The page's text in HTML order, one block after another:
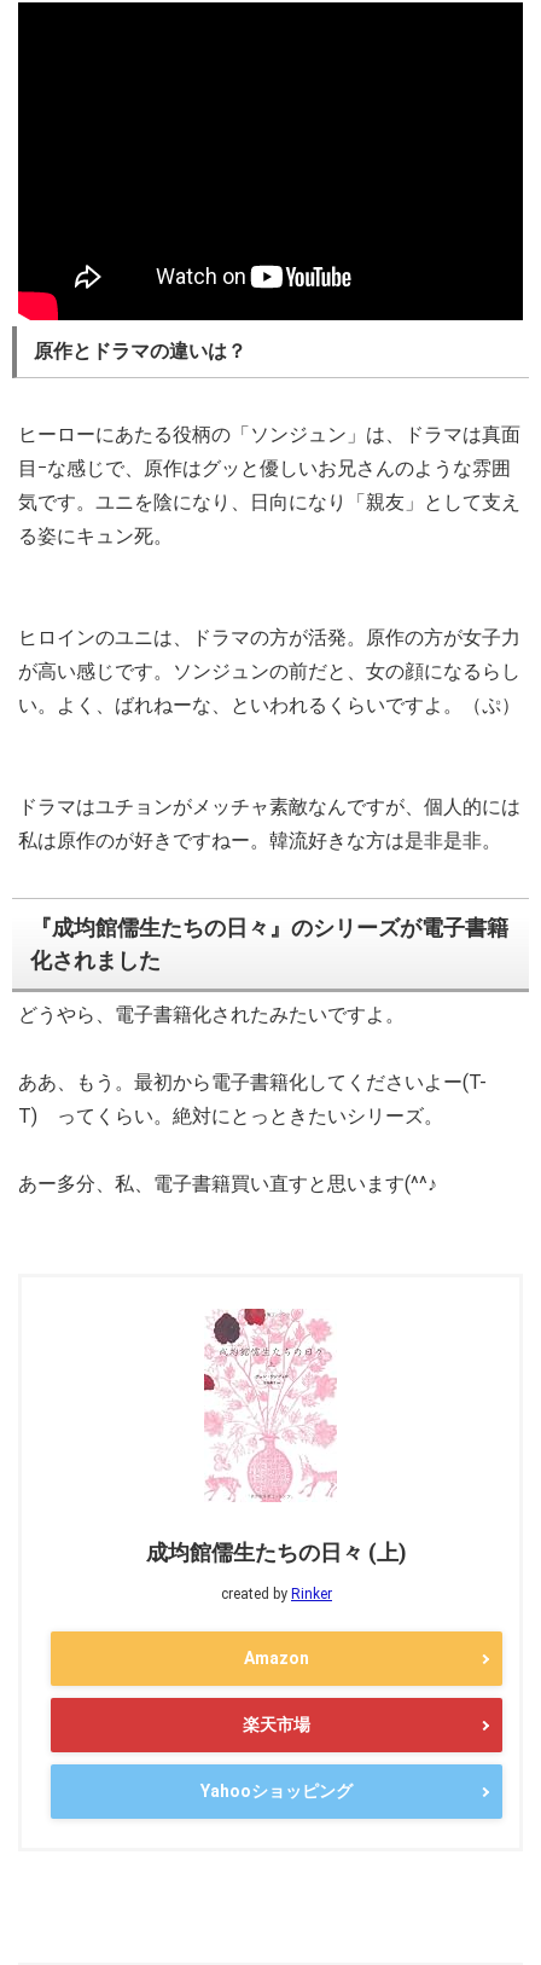
原作とドラマの違いは？
ヒーローにあたる役柄の「ソンジュン」は、ドラマは真面
目ｰな感じで、原作はグッと優しいお兄さんのような雰囲
気です。ユニを陰になり、日向になり「親友」として支え
る姿にキュン死。
ヒロインのユニは、ドラマの方が活発。原作の方が女子力
が高い感じです。ソンジュンの前だと、女の顔になるらし
い。よく、ばれねーな、といわれるくらいですよ。（ぷ）
ドラマはユチョンがメッチャ素敵なんですが、個人的には
私は原作のが好きですねー。韓流好きな方は是非是非。
『成均館儒生たちの日々』のシリーズが電子書籍
化されました
どうやら、電子書籍化されたみたいですよ。
ああ、もう。最初から電子書籍化してくださいよー(T-
T) ってくらい。絶対にとっときたいシリーズ。
あー多分、私、電子書籍買い直すと思います(^^♪
成均館儒生たちの日々 (上)
created by Rinker
Amazon
楽天市場
Yahooショッピング